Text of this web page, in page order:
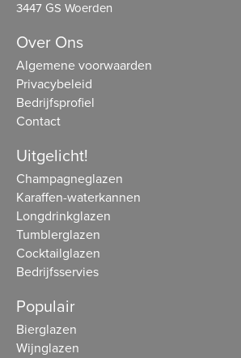
3447 GS Woerden
Over Ons
Algemene voorwaarden
Privacybeleid
Bedrijfsprofiel
Contact
Uitgelicht!
Champagneglazen
Karaffen-waterkannen
Longdrinkglazen
Tumblerglazen
Cocktailglazen
Bedrijfsservies
Populair
Bierglazen
Wijnglazen